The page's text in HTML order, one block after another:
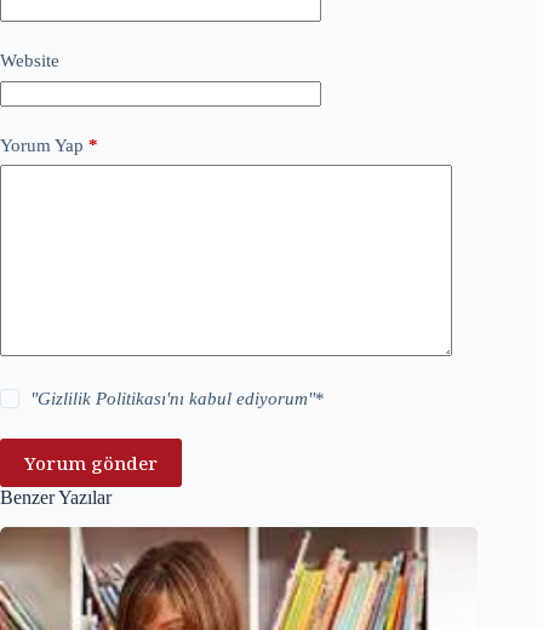
Website
Yorum Yap *
"Gizlilik Politikası'nı kabul ediyorum"*
Yorum gönder
Benzer Yazılar